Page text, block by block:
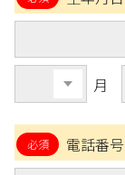
月
電話番号